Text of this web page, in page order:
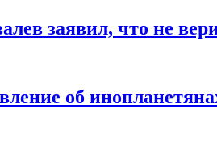
заявил, что не
об